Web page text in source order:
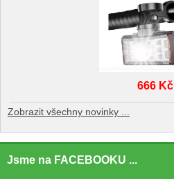
666 Kč
Zobrazit všechny novinky ...
Jsme na FACEBOOKU ...